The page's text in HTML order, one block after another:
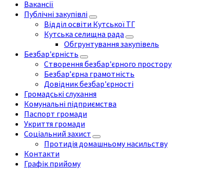
Вакансії
Публічні закупівлі
Відділ освіти Кутської ТГ
Кутська селищна рада
Обгрунтування закупівель
Безбар'єрність
Створення безбар'єрного простору
Безбар’єрна грамотність
Довідник безбар'єрності
Громадські слухання
Комунальні підприємства
Паспорт громади
Укриття громади
Соціальний захист
Протидія домашньому насильству
Контакти
Графік прийому